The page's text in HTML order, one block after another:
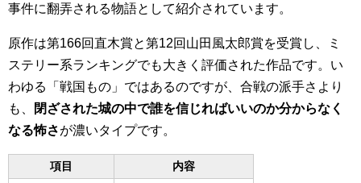
事件に翻弄される物語として紹介されています。
原作は第166回直木賞と第12回山田風太郎賞を受賞し、ミ
ステリー系ランキングでも大きく評価された作品です。い
わゆる「戦国もの」ではあるのですが、合戦の派手さより
も、
閉ざされた城の中で誰を信じればいいのか分からなく
なる怖さが濃いタイプです。
項目 内容